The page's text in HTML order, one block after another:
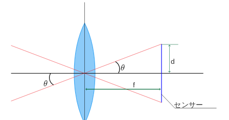
θ
θ
θ
θ
d
センサー
f